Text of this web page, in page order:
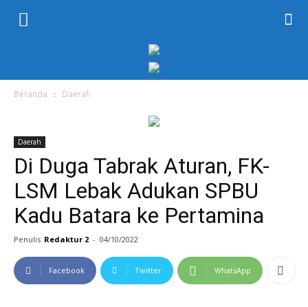
Beranda Daerah
Daerah
Di Duga Tabrak Aturan, FK-
LSM Lebak Adukan SPBU
Kadu Batara ke Pertamina
Penulis Redaktur 2 - 04/10/2022
Facebook Twitter WhatsApp